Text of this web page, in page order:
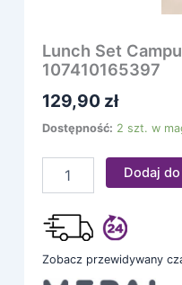
Lunch Set
107410165397
129,90 zł
Dostępność: 2 szt. w
Dodaj
Zobacz przewidywany